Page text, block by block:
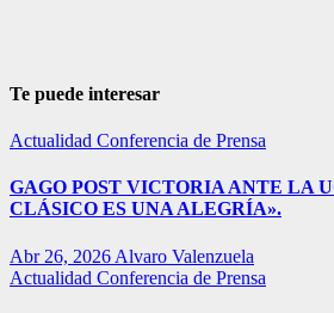
Te puede interesar
Actualidad Conferencia de Prensa
GAGO POST VICTORIA ANTE LA
CLÁSICO ES UNA ALEGRÍA».
Abr 26, 2026 Alvaro Valenzuela
Actualidad Conferencia de Prensa